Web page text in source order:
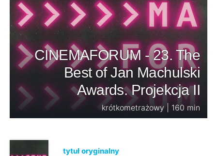
CINEMAFORUM - 23. The
Best of Jan Machulski
Awards. Projekcja II
krótkometrażowy | 160 min
tytuł oryginalny